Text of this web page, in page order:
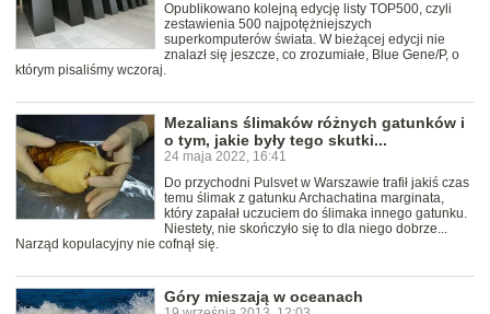
Opublikowano kolejną edycję listy TOP500, czyli
zestawienia 500 najpotężniejszych
superkomputerów świata. W bieżącej edycji nie
znalazł się jeszcze, co zrozumiałe, Blue Gene/P, o
którym pisaliśmy wczoraj.
Mezalians ślimaków różnych gatunków i
o tym, jakie były tego skutki...
24 maja 2022, 16:41
Do przychodni Pulsvet w Warszawie trafił jakiś czas
temu ślimak z gatunku Archachatina marginata,
który zapałał uczuciem do ślimaka innego gatunku.
Niestety, nie skończyło się to dla niego dobrze...
Narząd kopulacyjny nie cofnął się.
Góry mieszają w oceanach